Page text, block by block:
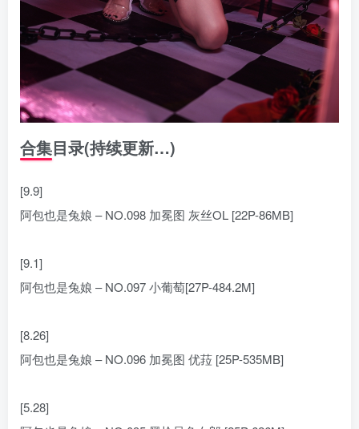
合集目录(持续更新…)
[9.9]
阿包也是兔娘 – NO.098 加冕图 灰丝OL [22P-86MB]
[9.1]
阿包也是兔娘 – NO.097 小葡萄[27P-484.2M]
[8.26]
阿包也是兔娘 – NO.096 加冕图 优菈 [25P-535MB]
[5.28]